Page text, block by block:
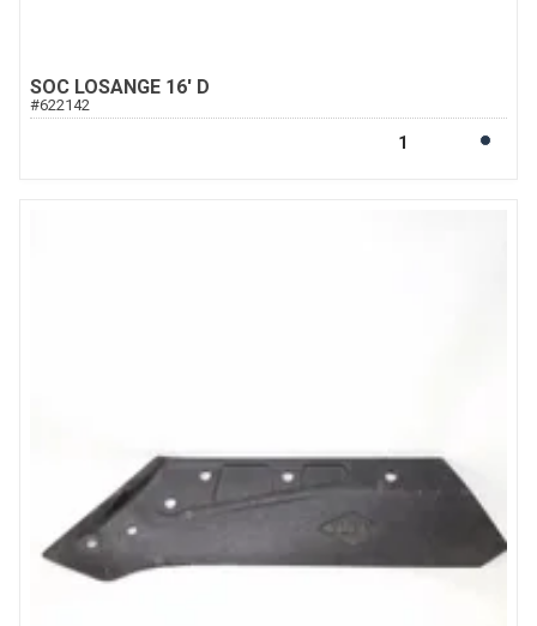
SOC LOSANGE 16' D
#622142